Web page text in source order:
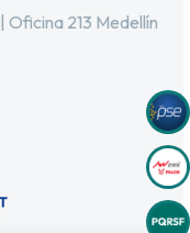
213 Medellín